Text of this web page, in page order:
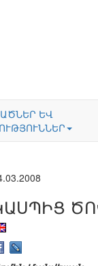
ԵՎ